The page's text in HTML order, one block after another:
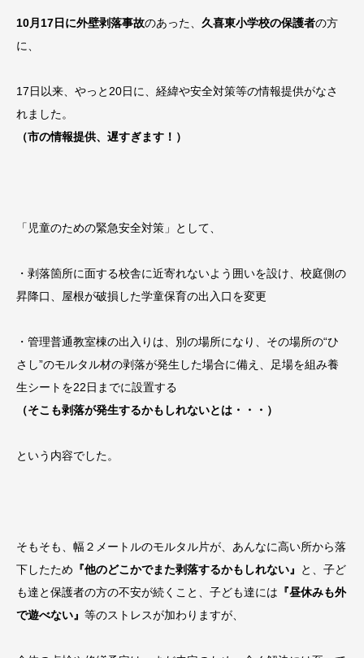
10月17日に外壁剥落事故のあった、 久喜東小学校の保護者の方
に、
17日以来、やっと20日に、経緯や安全対策等の情報提供がなさ
れました。
（市の情報提供、遅すぎます！）
「児童のための緊急安全対策」として、
・剥落箇所に面する校舎に近寄れないよう囲いを設け、校庭側の
昇降口、屋根が破損した学童保育の出入口を変更
・管理普通教室棟の出入りは、別の場所になり、その場所の“ひ
さし”のモルタル材の剥落が発生した場合に備え、足場を組み養
生シートを22日までに設置する
（そこも剥落が発生するかもしれないとは・・・）
という内容でした。
そもそも、幅２メートルのモルタル片が、あんなに高い所から落
下したため 『他のどこかでまた剥落するかもしれない』
と、子ど
も達と保護者の方の不安が続くこと、子ども達には 『昼休みも外
で遊べない』 等のストレスが加わりますが、